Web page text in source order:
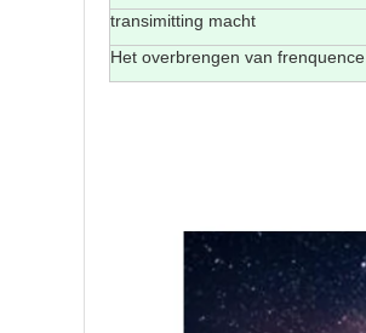
transimitting macht
Het overbrengen van frenquence